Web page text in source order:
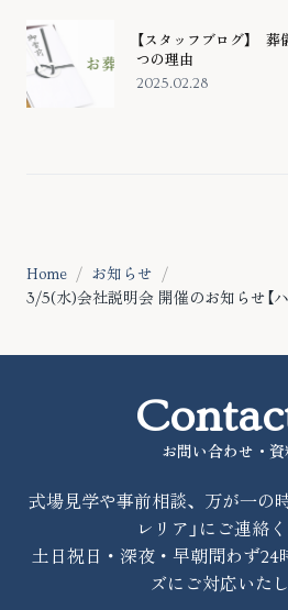
【スタッフブログ】
つの理由
2025.02.28
Home
お知らせ
3/5(水)会社説明会 開催のお知らせ【
お問い合わせ・資
式場見学や事前相談、万が一の
レリア」にご連絡く
土日祝日・深夜・早朝問わず24
ズにご対応いたし